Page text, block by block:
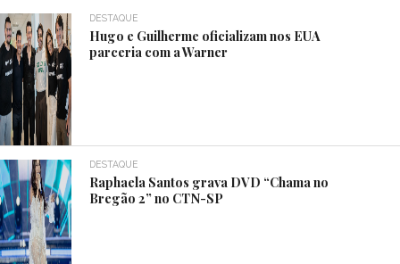
DESTAQUE
Hugo e Guilherme oficializam nos EUA
parceria com a Warner
DESTAQUE
Raphaela Santos grava DVD “Chama no
Bregão 2” no CTN-SP